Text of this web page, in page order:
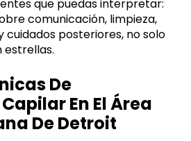
que puedas interpretar:
comunicación, limpieza,
posteriores, no solo
estrellas.
De
En El Área
De Detroit